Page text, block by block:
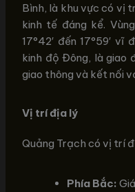
Bình, là khu vực có vị
kinh tế đáng kể.
17°42′ đến 17°59′ vĩ
kinh độ Đông, là giao
giao thông và kết nối
Vị trí địa lý
Quảng Trạch có vị trí
Phía Bắc: